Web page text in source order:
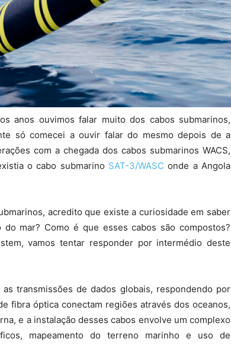
anos ouvimos falar muito dos cabos submarinos,
só comecei a ouvir falar do mesmo depois de a
com a chegada dos cabos submarinos WACS,
o cabo submarino SAT-3/WASC onde a Angola
acredito que existe a curiosidade em saber
mar? Como é que esses cabos são compostos?
vamos tentar responder por intermédio deste
transmissões de dados globais, respondendo por
fibra óptica conectam regiões através dos oceanos,
e a instalação desses cabos envolve um complexo
mapeamento do terreno marinho e uso de